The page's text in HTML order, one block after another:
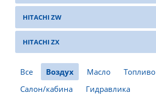
HITACHI ZW
HITACHI ZX
Все Воздух Масло
Топливо
Салон/кабина
Гидравлика